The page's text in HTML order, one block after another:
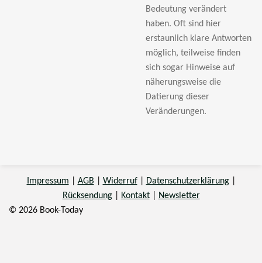
Bedeutung verändert
haben. Oft sind hier
erstaunlich klare Antworten
möglich, teilweise finden
sich sogar Hinweise auf
näherungsweise die
Datierung dieser
Veränderungen.
Impressum AGB Widerruf| Datenschutzerklärung|
Rücksendung| Kontakt|
Newsletter
© 2026 Book-Today